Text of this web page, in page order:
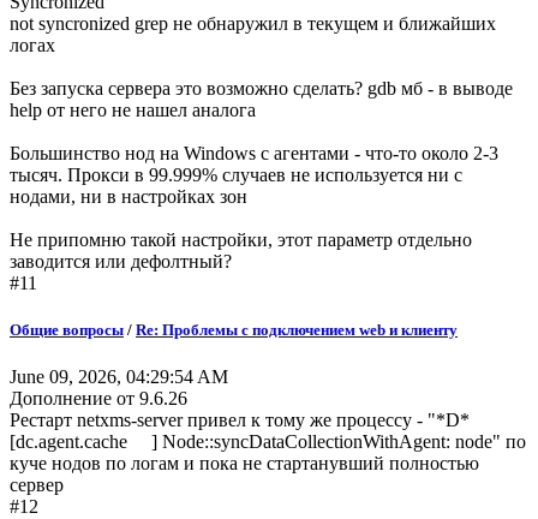
not syncronized grep не обнаружил в текущем и ближайших
логах
Без запуска сервера это возможно сделать? gdb мб - в выводе
help от него не нашел аналога
Большинство нод на Windows с агентами - что-то около 2-3
тысяч. Прокси в 99.999% случаев не используется ни с
нодами, ни в настройках зон
Не припомню такой настройки, этот параметр отдельно
заводится или дефолтный?
#11
Общие вопросы / Re: Проблемы с подключением web и клиенту
June 09, 2026, 04:29:54 AM
Дополнение от 9.6.26
Рестарт netxms-server привел к тому же процессу - "*D*
[dc.agent.cache ] Node::syncDataCollectionWithAgent: node" по
куче нодов по логам и пока не стартанувший полностью
сервер
#12